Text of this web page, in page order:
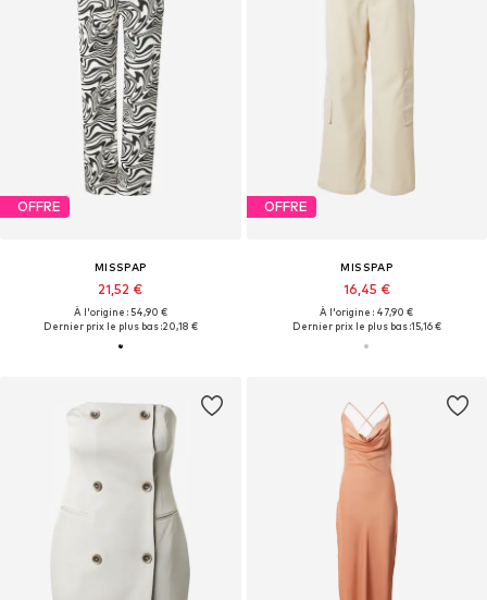
OFFRE
MISSPAP
21,52 €
À l'origine : 54,90 €
Dernier prix le plus bas :20,18 €
OFFRE
MISSPAP
16,45 €
À l'origine : 47,90 €
Dernier prix le plus bas :15,16 €